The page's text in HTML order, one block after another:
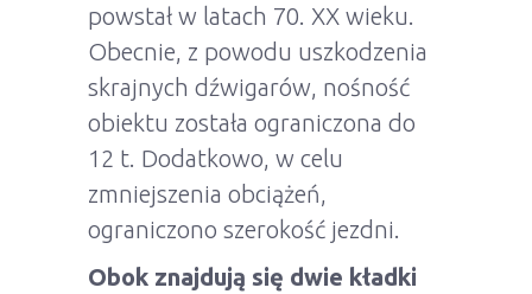
powstał w latach 70. XX wieku.
Obecnie, z powodu uszkodzenia
skrajnych dźwigarów, nośność
obiektu została ograniczona do
12 t. Dodatkowo, w celu
zmniejszenia obciążeń,
ograniczono szerokość jezdni.
Obok znajdują się dwie kładki